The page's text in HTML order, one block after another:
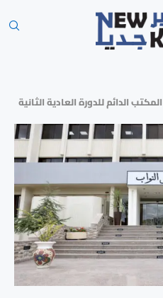
الدائم للدورة العادية الثانية